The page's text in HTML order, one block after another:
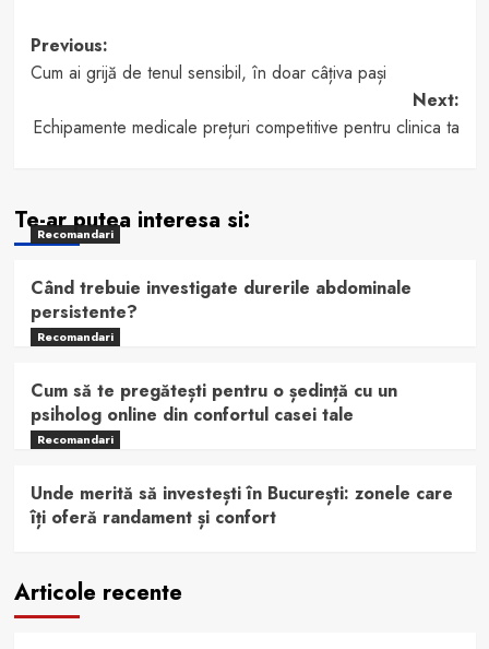
Post
navigation
Previous:
Cum ai grijă de tenul sensibil, în doar câțiva pași
Next:
Echipamente medicale prețuri competitive pentru clinica ta
Te-ar putea interesa si:
Recomandari
Când trebuie investigate durerile abdominale
persistente?
Recomandari
Cum să te pregătești pentru o ședință cu un
psiholog online din confortul casei tale
Recomandari
Unde merită să investești în București: zonele care
îți oferă randament și confort
Articole recente